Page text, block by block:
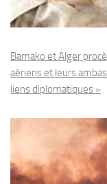
Bamako et Alger
aériens et leurs
liens diplomatiques »